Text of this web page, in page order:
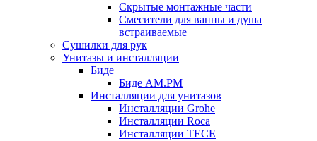
Скрытые монтажные части
Смесители для ванны и душа
встраиваемые
Сушилки для рук
Унитазы и инсталляции
Биде
Биде AM.PM
Инсталляции для унитазов
Инсталляции Grohe
Инсталляции Roca
Инсталляции TECE